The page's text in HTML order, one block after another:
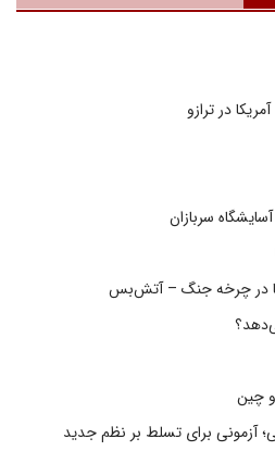
در ترازو
سربازان
در چرخه جنگ – آتش‌بس
و چین
آزمونی برای تسلط بر نظم جدید